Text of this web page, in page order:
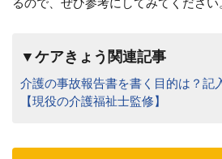
るので、ぜひ参考にしてみてください
▼ケアきょう関連記事
介護の事故報告書を書く目的は？記
【現役の介護福祉士監修】